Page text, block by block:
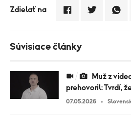
Zdielať na
Súvisiace články
prehovoril: Tvrdí,
07.05.2026